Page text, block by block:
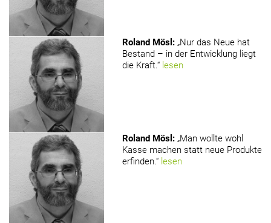
Roland Mösl : „Nur das Neue hat
Bestand – in der Entwicklung liegt
die Kraft.“ lesen
Roland Mösl : „Man wollte wohl
Kasse machen statt neue Produkte
erfinden.“ lesen